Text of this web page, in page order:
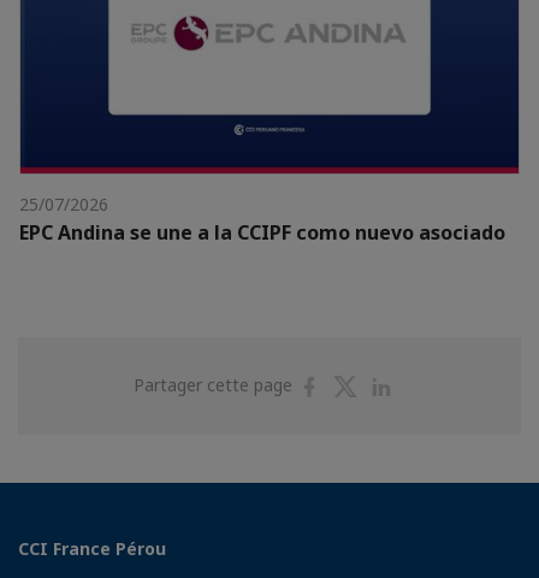
25/07/2026
EPC Andina se une a la CCIPF como nuevo asociado
Partager cette page
PartagerPartager
CCI France Pérou